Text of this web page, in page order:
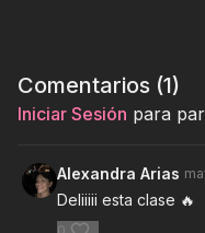
Comentarios (1)
Iniciar Sesión para
Alexandra Arias
Deliiiii esta clase 🔥